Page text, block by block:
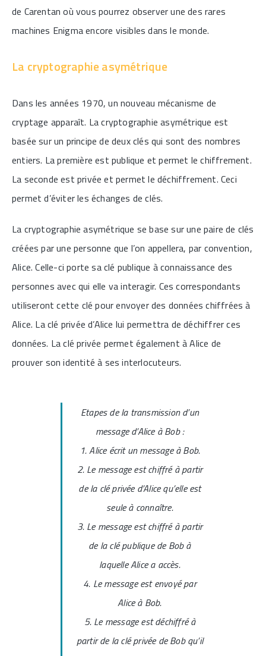
de Carentan où vous pourrez observer une des rares
machines Enigma encore visibles dans le monde.
La cryptographie asymétrique
Dans les années 1970, un nouveau mécanisme de
cryptage apparaît. La cryptographie asymétrique est
basée sur un principe de deux clés qui sont des nombres
entiers. La première est publique et permet le chiffrement.
La seconde est privée et permet le déchiffrement. Ceci
permet d’éviter les échanges de clés.
La cryptographie asymétrique se base sur une paire de clés
créées par une personne que l’on appellera, par convention,
Alice. Celle-ci porte sa clé publique à connaissance des
personnes avec qui elle va interagir. Ces correspondants
utiliseront cette clé pour envoyer des données chiffrées à
Alice. La clé privée d’Alice lui permettra de déchiffrer ces
données. La clé privée permet également à Alice de
prouver son identité à ses interlocuteurs.
Etapes de la transmission d’un
message d’Alice à Bob :
1.Alice écrit un message à Bob.
2. Le message est chiffré à partir
de la clé privée d’Alice qu’elle est
seule à connaître.
3. Le message est chiffré à partir
de la clé publique de Bob à
laquelle Alice a accès.
4. Le message est envoyé par
Alice à Bob.
5. Le message est déchiffré à
partir de la clé privée de Bob qu’il